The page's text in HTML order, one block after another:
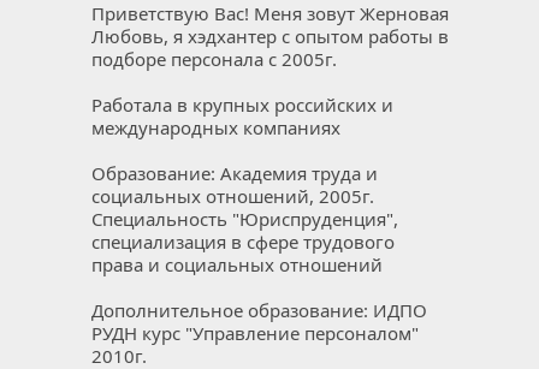
Приветствую Вас! Меня зовут Жерновая
Любовь, я хэдхантер с опытом работы в
подборе персонала с 2005г.
Работала в крупных российских и
международных компаниях
Образование: Академия труда и
социальных отношений, 2005г.
Специальность "Юриспруденция",
специализация в сфере трудового
права и социальных отношений
Дополнительное образование: ИДПО
РУДН курс "Управление персоналом"
2010г.